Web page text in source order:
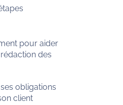
pour aider
des
obligations
client